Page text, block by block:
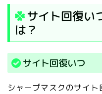
サイト回復い
は？
サイト回復いつ
シャープマスクのサイ